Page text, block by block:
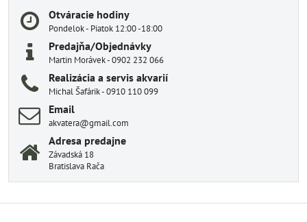
Otváracie hodiny
Pondelok - Piatok 12:00 -18:00
Predajňa/Objednávky
Martin Morávek - 0902 232 066
Realizácia a servis akvarií
Michal Šafárik - 0910 110 099
Email
akvatera@gmail.com
Adresa predajne
Závadská 18
Bratislava Rača